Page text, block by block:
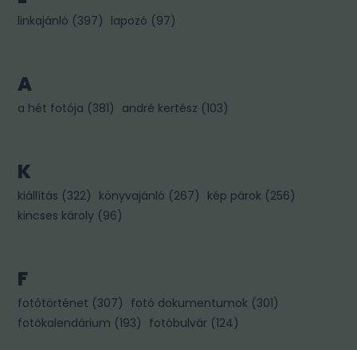
linkajánló (397) lapozó (97)
A
a hét fotója (381) andré kertész (103)
K
kiállítás (322) könyvajánló (267) kép párok (256)
kincses károly (96)
F
fotótörténet (307) fotó dokumentumok (301)
fotókalendárium (193) fotóbulvár (124)